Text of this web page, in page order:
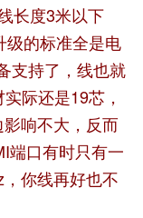
长度3米以下
级的标准全是电
支持了，线也就
际还是19芯，
响不大，反而
端口有时只有一
你线再好也不